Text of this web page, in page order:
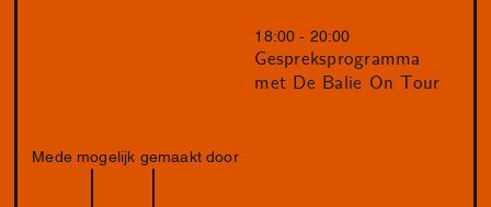
18:00 - 20:00
Gespreksprogramma
met De Balie On Tour
Mede mogelijk gemaakt door